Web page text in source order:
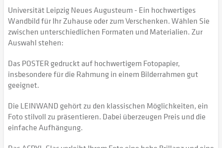
Universität Leipzig Neues Augusteum - Ein hochwertiges
Wandbild für Ihr Zuhause oder zum Verschenken. Wählen Sie
zwischen unterschiedlichen Formaten und Materialien. Zur
Auswahl stehen:
Das POSTER gedruckt auf hochwertigem Fotopapier,
insbesondere für die Rahmung in einem Bilderrahmen gut
geeignet.
Die LEINWAND gehört zu den klassischen Möglichkeiten, ein
Foto stilvoll zu präsentieren. Dabei überzeugen Preis und die
einfache Aufhängung.